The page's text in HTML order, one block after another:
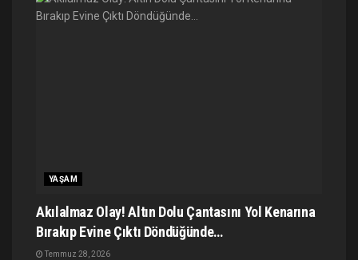
YAŞAM
Akılalmaz Olay! Altın Dolu Çantasını Yol Kenarına
Bırakıp Evine Çıktı Döndüğünde…
Temmuz 28, 2026